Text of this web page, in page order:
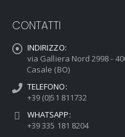
CONTATTI
INDIRIZZO:
via Galliera Nord 2998 -
Casale (BO)
TELEFONO:
+39 (0)51 811732
WHATSAPP:
+39 335 181 8204